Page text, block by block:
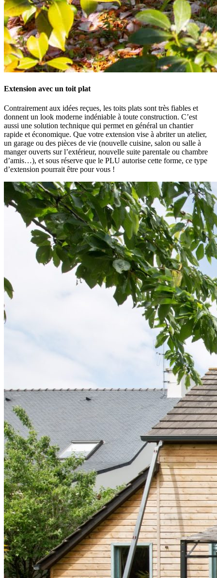
Extension avec un toit plat
Contrairement aux idées reçues, les toits plats sont très fiables et
donnent un look moderne indéniable à toute construction. C’est
aussi une solution technique qui permet en général un chantier
rapide et économique. Que votre extension vise à abriter un atelier,
un garage ou des pièces de vie (nouvelle cuisine, salon ou salle à
manger ouverts sur l’extérieur, nouvelle suite parentale ou chambre
d’amis…), et sous réserve que le PLU autorise cette forme, ce type
d’extension pourrait être pour vous !